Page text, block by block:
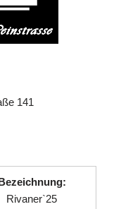
141
Rivaner`25